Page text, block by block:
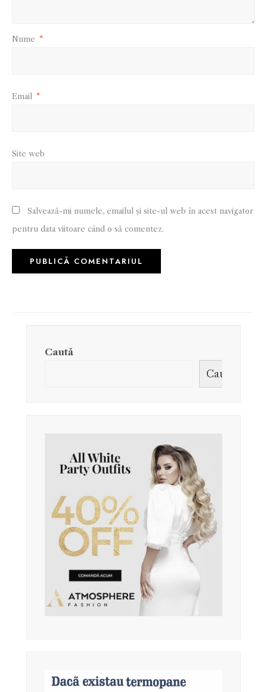
Nume *
Email *
Site web
Salvează-mi numele, emailul și site-ul web în acest navigator
pentru data viitoare când o să comentez.
Caută
Caută